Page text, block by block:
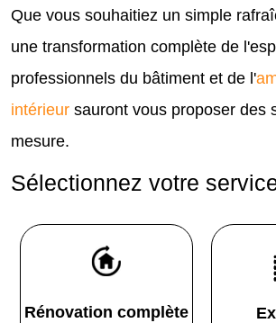
Que vous souhaitiez un simple
une transformation complète de
professionnels du bâtiment et de l'
intérieur sauront vous proposer des
mesure.
Sélectionnez votre
Rénovation complète